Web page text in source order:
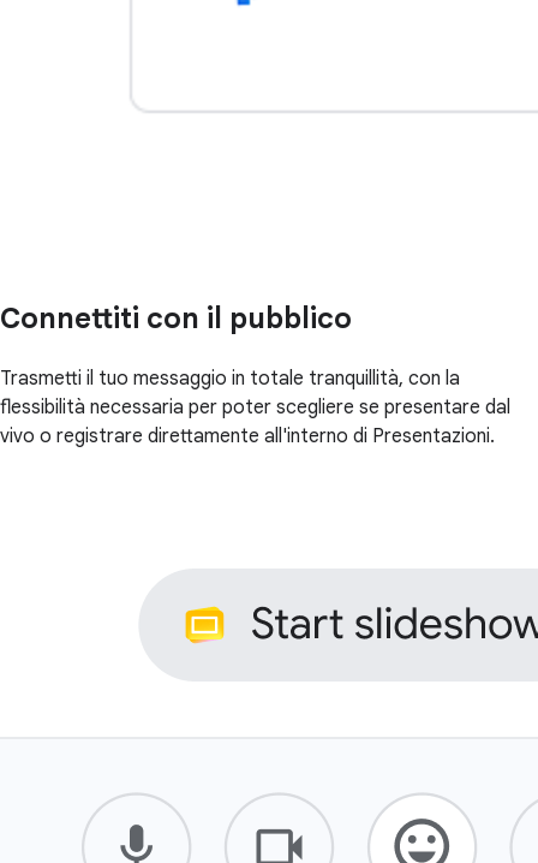
Connettiti con il pubblico
Trasmetti il tuo messaggio in totale tranquillità, con la
flessibilità necessaria per poter scegliere se presentare dal
vivo o registrare direttamente all'interno di Presentazioni.